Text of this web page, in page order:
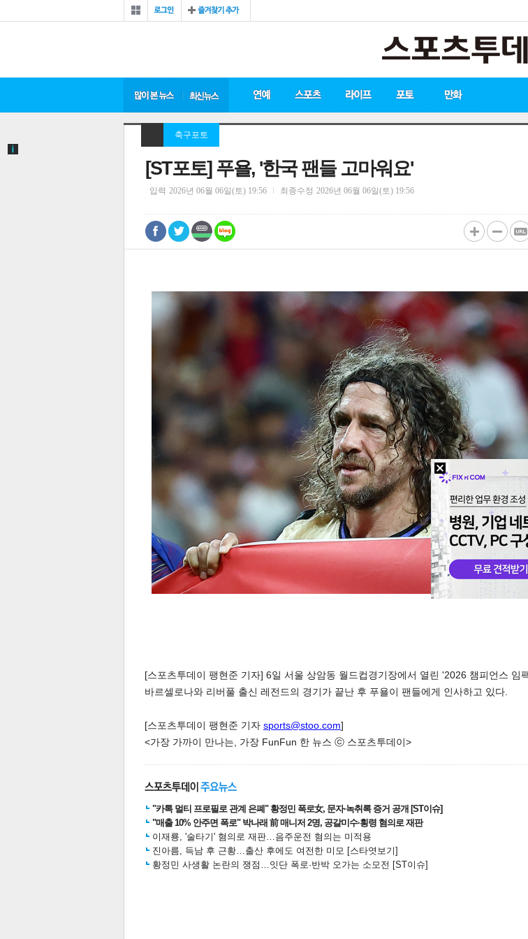
즐겨찾기
최신 뉴스 스포츠 라이프 포토
만화
축구포토
[ST포토] 푸욜, '한국 팬들 고마워요'
입력 2026년 06월 06일(토) 19:56 최종수정 2026년 06월 06일(토) 19:56
페이 트위 밴드 네이
댓글
0
텍스 텍스 url
[스포츠투데이 팽현준 기자] 6일 서울 상암동 월드컵경기장에서 열린 '2026 챔피언스 임
바르셀로나와 리버풀 출신 레전드의 경기가 끝난 후 푸욜이 팬들에게 인사하고 있다.
[스포츠투데이 팽현준 기자 sports@stoo.com]
<가장 가까이 만나는, 가장 FunFun 한 뉴스 ⓒ 스포츠투데이>
"카톡 멀티 프로필로 관계 은폐" 황정민 폭로女, 문자·녹취록 증거 공개 [ST이슈]
"매출 10% 안주면 폭로" 박나래 前 매니저 2명, 공갈미수·횡령 혐의로 재판
이재룡, '술타기' 혐의로 재판…음주운전 혐의는 미적용
진아름, 득남 후 근황…출산 후에도 여전한 미모 [스타엿보기]
황정민 사생활 논란의 쟁점…잇단 폭로·반박 오가는 소모전 [ST이슈]